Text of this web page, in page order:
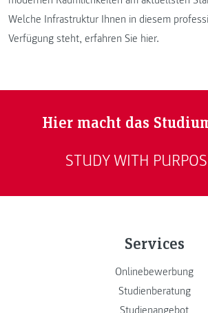
Welche Infrastruktur Ihnen in diesem
Verfügung steht, erfahren Sie hier.
Hier macht das
STUDY WITH
Services
Onlinebewerbung
Studienberatung
Studienangebot